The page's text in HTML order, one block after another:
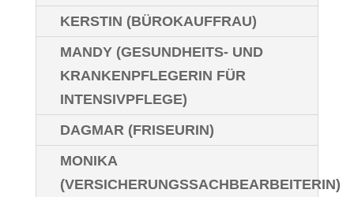
KERSTIN (BÜROKAUFFRAU)
MANDY (GESUNDHEITS- UND
KRANKENPFLEGERIN FÜR
INTENSIVPFLEGE)
DAGMAR (FRISEURIN)
MONIKA
(VERSICHERUNGSSACHBEARBEITERIN)